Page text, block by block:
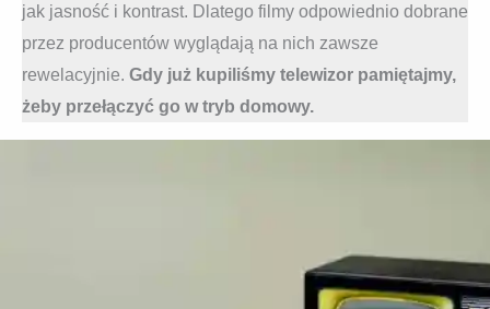
jak jasność i kontrast. Dlatego filmy odpowiednio dobrane
przez producentów wyglądają na nich zawsze
rewelacyjnie. Gdy już kupiliśmy telewizor pamiętajmy,
żeby przełączyć go w tryb domowy.